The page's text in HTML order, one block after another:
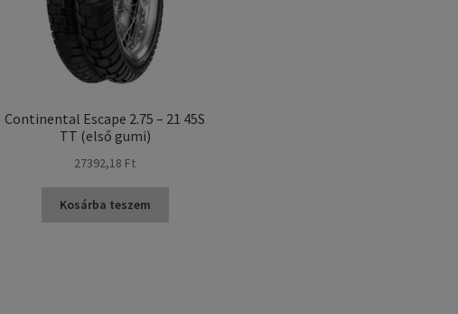
Continental Escape 2.75 – 21 45S
TT (első gumi)
27392,18 Ft
Kosárba teszem